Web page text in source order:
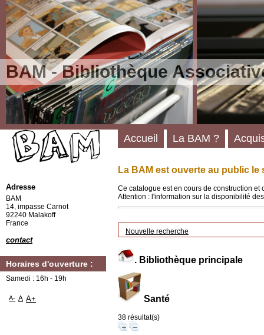
BAM - Bibliothèque
La BAM est ouverte au public le
Ce catalogue est en cours de construction
Attention : l'information sur la disponibilité
Nouvelle recherche
. Bibliothèque principale
Santé
38 résultat(s)
Accueil La BAM ?
Adresse
BAM
14, impasse Carnot
92240 Malakoff
France
contact
Horaires d'ouverture :
Samedi : 16h - 19h
A- A A+